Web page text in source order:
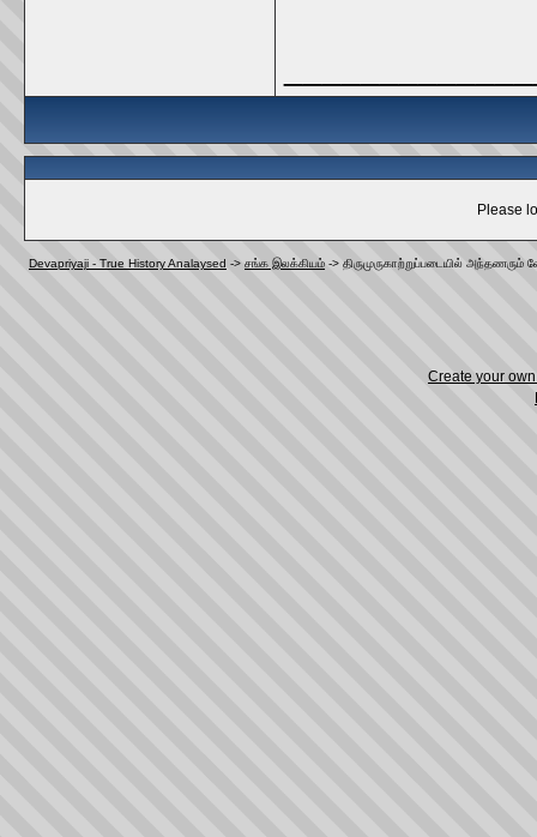
Please
Devapriyaji - True History Analaysed -> சங்க இலக்கியம் -> திருமுருகாற்றுப்படையில் அந்தணரும்
Create your